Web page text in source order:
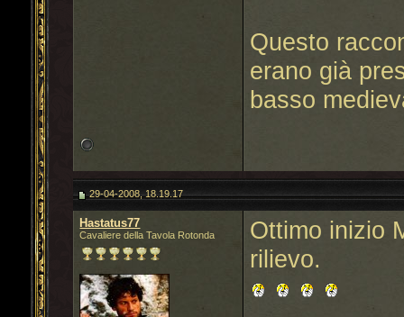
Questo
erano già
basso
29-04-2008, 18.19.17
Hastatus77
Cavaliere della Tavola Rotonda
Ottimo inizio
rilievo.